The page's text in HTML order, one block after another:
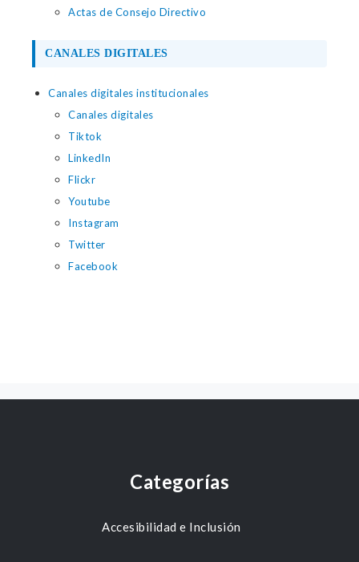
Actas de Consejo Directivo
CANALES DIGITALES
Canales digitales institucionales
Canales digitales
Tiktok
LinkedIn
Flickr
Youtube
Instagram
Twitter
Facebook
Categorías
Accesibilidad e Inclusión